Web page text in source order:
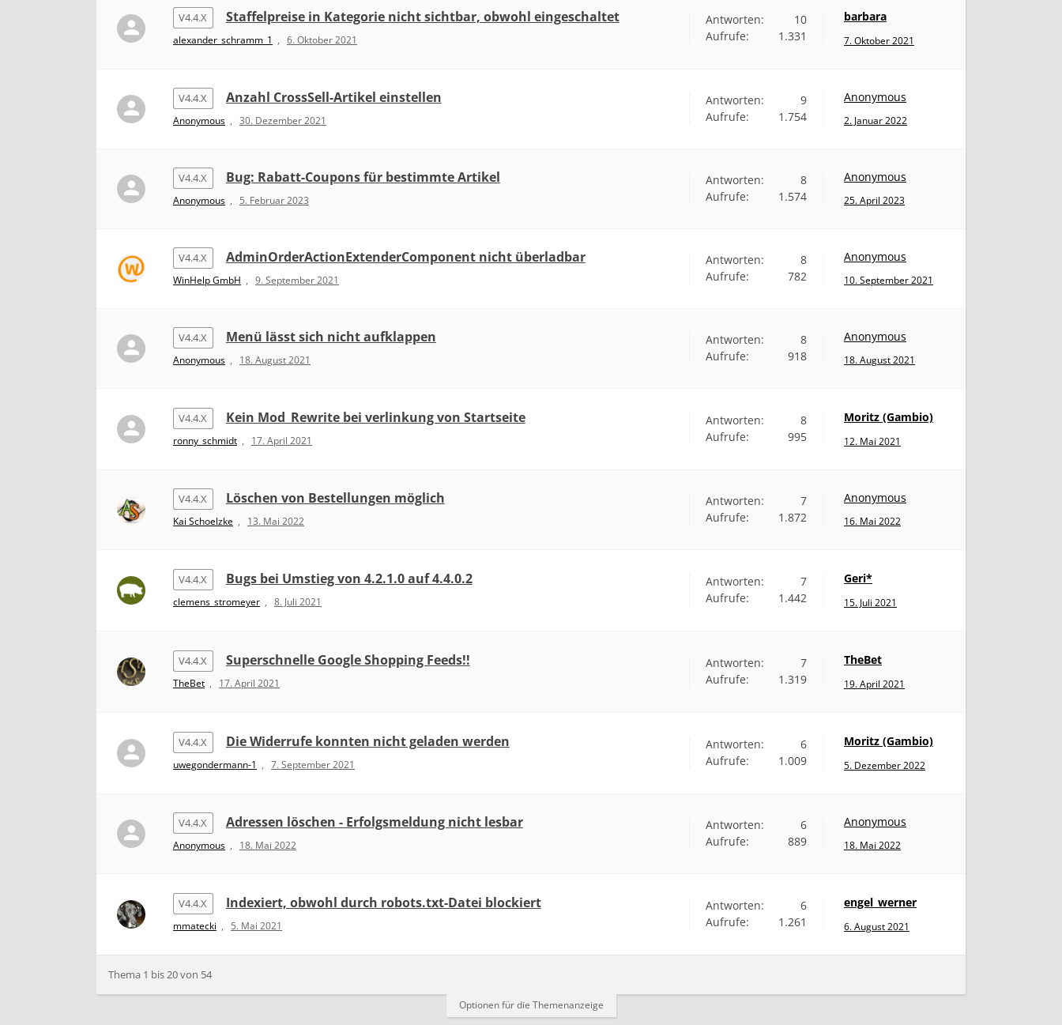
V4.4.X Staffelpreise in Kategorie nicht sichtbar, obwohl eingeschaltet
alexander_schramm_1 , 6. Oktober 2021
Antworten:
10
Aufrufe:
1.331
barbara
7. Oktober 2021
V4.4.X Anzahl CrossSell-Artikel einstellen
Anonymous , 30. Dezember 2021
Antworten:
9
Aufrufe:
1.754
Anonymous
2. Januar 2022
V4.4.X Bug: Rabatt-Coupons für bestimmte Artikel
Anonymous , 5. Februar 2023
Antworten:
8
Aufrufe:
1.574
Anonymous
25. April 2023
V4.4.X AdminOrderActionExtenderComponent nicht überladbar
WinHelp GmbH , 9. September 2021
Antworten:
8
Aufrufe:
782
Anonymous
10. September 2021
V4.4.X Menü lässt sich nicht aufklappen
Anonymous , 18. August 2021
Antworten:
8
Aufrufe:
918
Anonymous
18. August 2021
V4.4.X Kein Mod_Rewrite bei verlinkung von Startseite
ronny_schmidt , 17. April 2021
Antworten:
8
Aufrufe:
995
Moritz (Gambio)
12. Mai 2021
V4.4.X Löschen von Bestellungen möglich
Kai Schoelzke , 13. Mai 2022
Antworten:
7
Aufrufe:
1.872
Anonymous
16. Mai 2022
V4.4.X Bugs bei Umstieg von 4.2.1.0 auf 4.4.0.2
clemens_stromeyer , 8. Juli 2021
Antworten:
7
Aufrufe:
1.442
Geri*
15. Juli 2021
V4.4.X Superschnelle Google Shopping Feeds!!
TheBet , 17. April 2021
Antworten:
7
Aufrufe:
1.319
TheBet
19. April 2021
V4.4.X Die Widerrufe konnten nicht geladen werden
uwegondermann-1 , 7. September 2021
Antworten:
6
Aufrufe:
1.009
Moritz (Gambio)
5. Dezember 2022
V4.4.X Adressen löschen - Erfolgsmeldung nicht lesbar
Anonymous , 18. Mai 2022
Antworten:
6
Aufrufe:
889
Anonymous
18. Mai 2022
V4.4.X Indexiert, obwohl durch robots.txt-Datei blockiert
mmatecki , 5. Mai 2021
Antworten:
6
Aufrufe:
1.261
engel_werner
6. August 2021
Thema 1 bis 20 von 54
Optionen für die Themenanzeige